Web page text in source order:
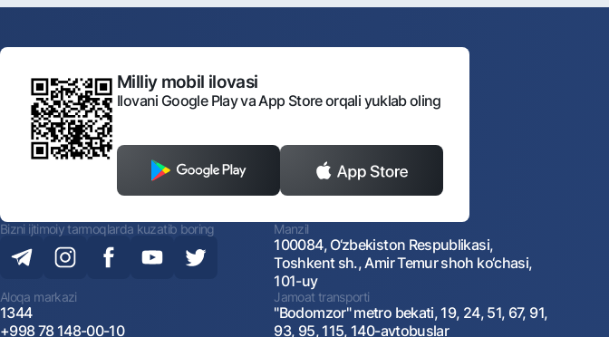
Milliy mobil ilovasi
Ilovani Google Play va App Store orqali yuklab oling
Bizni ijtimoiy tarmoqlarda kuzatib boring Manzil
100084, O‘zbekiston Respublikasi,
Toshkent sh., Amir Temur shoh ko‘chasi,
101-uy
Aloqa markazi
1344
+998 78 148-00-10
Jamoat transporti
"Bodomzor" metro bekati, 19, 24, 51, 67, 91,
93, 95, 115, 140-avtobuslar